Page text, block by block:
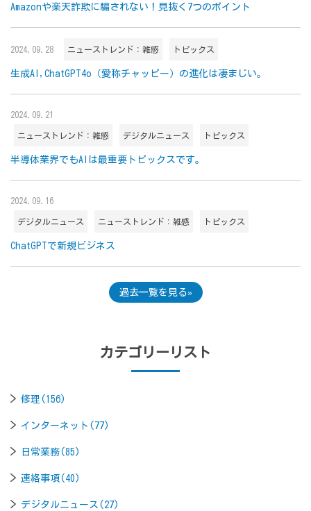
Amazonや楽天詐欺に騙されない！見抜く7つのポイント
2024.09.28 ニューストレンド：雑感 トピックス
生成AI,ChatGPT4o（愛称チャッピー）の進化は凄まじい。
2024.09.21
ニューストレンド：雑感 デジタルニュース トピックス
半導体業界でもAIは最重要トピックスです。
2024.09.16
デジタルニュース ニューストレンド：雑感 トピックス
ChatGPTで新規ビジネス
過去一覧を見る
カテゴリーリスト
修理(156)
インターネット(77)
日常業務(85)
連絡事項(40)
デジタルニュース(27)